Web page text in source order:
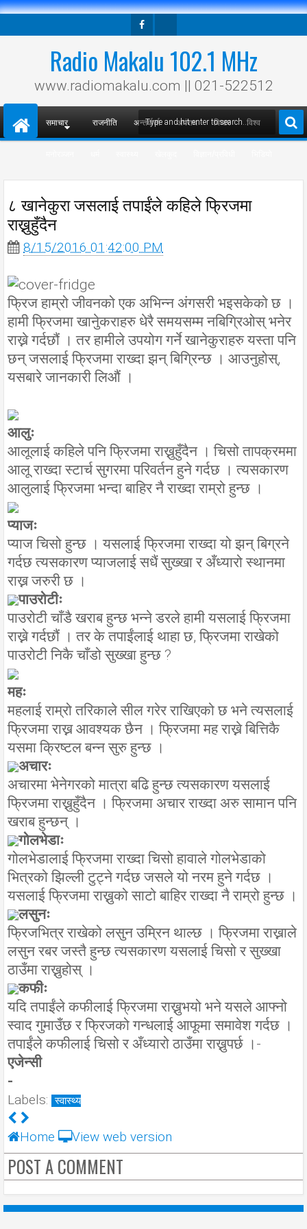
Radio Makalu 102.1 MHz
www.radiomakalu.com || 021-522512
समाचार राजनीति अन्तर्वार्ता अपराध विचार विश्व
८ खानेकुरा जसलाई तपाईंले कहिले फ्रिजमा
राख्नुहुँदैन
8/15/2016 01:42:00 PM
फ्रिज हाम्रो जीवनको एक अभिन्न अंगसरी भइसकेको छ ।
हामी फ्रिजमा खानेुकराहरु धेरै समयसम्म नबिग्रिओस् भनेर
राख्ने गर्दछौं । तर हामीले उपयोग गर्ने खानेकुराहरु यस्ता पनि
छन् जसलाई फ्रिजमा राख्दा झन् बिग्रिन्छ । आउनुहोस्,
यसबारे जानकारी लिऔं ।
आलुः
आलूलाई कहिले पनि फ्रिजमा राख्नुहुँदैन । चिसो तापक्रममा
आलू राख्दा स्टार्च सुगरमा परिवर्तन हुने गर्दछ । त्यसकारण
आलुलाई फ्रिजमा भन्दा बाहिर नै राख्दा राम्रो हुन्छ ।
प्याजः
प्याज चिसो हुन्छ । यसलाई फ्रिजमा राख्दा यो झन् बिग्रने
गर्दछ त्यसकारण प्याजलाई सधैं सुख्खा र अँध्यारो स्थानमा
राख्न जरुरी छ ।
पाउरोटीः
पाउरोटी चाँडै खराब हुन्छ भन्ने डरले हामी यसलाई फ्रिजमा
राख्ने गर्दछौं । तर के तपाईंलाई थाहा छ, फ्रिजमा राखेको
पाउरोटी निकै चाँडो सुख्खा हुन्छ ?
महः
महलाई राम्रो तरिकाले सील गरेर राखिएको छ भने त्यसलाई
फ्रिजमा राख्न आवश्यक छैन । फ्रिजमा मह राख्ने बित्तिकै
यसमा क्रिष्टल बन्न सुरु हुन्छ ।
अचारः
अचारमा भेनेगरको मात्रा बढि हुन्छ त्यसकारण यसलाई
फ्रिजमा राख्नुहुँदैन । फ्रिजमा अचार राख्दा अरु सामान पनि
खराब हुन्छन् ।
गोलभेडाः
गोलभेडालाई फ्रिजमा राख्दा चिसो हावाले गोलभेडाको
भित्रको झिल्ली टुट्ने गर्दछ जसले यो नरम हुने गर्दछ ।
यसलाई फ्रिजमा राख्नुको साटो बाहिर राख्दा नै राम्रो हुन्छ ।
लसुनः
फ्रिजभित्र राखेको लसुन उम्रिन थाल्छ । फ्रिजमा राख्नाले
लसुन रबर जस्तै हुन्छ त्यसकारण यसलाई चिसो र सुख्खा
ठाउँमा राख्नुहोस् ।
कफीः
यदि तपाईंले कफीलाई फ्रिजमा राख्नुभयो भने यसले आफ्नो
स्वाद गुमाउँछ र फ्रिजको गन्धलाई आफूमा समावेश गर्दछ ।
तपाईंले कफीलाई चिसो र अँध्यारो ठाउँमा राख्नुपर्छ ।-
एजेन्सी
-
Labels: स्वास्थ्य
Home View web version
POST A COMMENT